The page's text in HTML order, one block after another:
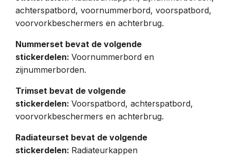
achterspatbord, voornummerbord, voorspatbord,
voorvorkbeschermers en achterbrug.
Nummerset bevat de volgende
stickerdelen: Voornummerbord en
zijnummerborden.
Trimset bevat de volgende
stickerdelen: Voorspatbord, achterspatbord,
voorvorkbeschermers en achterbrug.
Radiateurset bevat de volgende
stickerdelen: Radiateurkappen